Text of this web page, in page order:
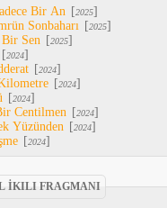
Bir An [2025]
Sonbaharı [2025]
Bir Sen [2025]
[2024]
[2024]
[2024]
[2024]
Centilmen [2024]
Yüzünden [2024]
[2024]
İKILI FRAGMANI